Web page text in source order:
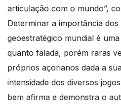
articulação com o mundo”,
Determinar a importância
geoestratégico mundial é
quanto falada, porém raras
próprios açorianos dada a
intensidade dos diversos
bem afirma e demonstra o